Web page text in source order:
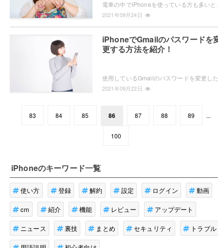
2021年09月24日
iPhoneでGmailのパスワードを
更する方法を紹介！
2021年09月22日
83 84 85 86 87 88 89 ...
100
iPhoneのキーワード一覧
使い方 登録 解約 設定 ログイン 動画
cm 紹介 機能 レビュー アップデート
ニュース 裏技 まとめ セキュリティ トラブル